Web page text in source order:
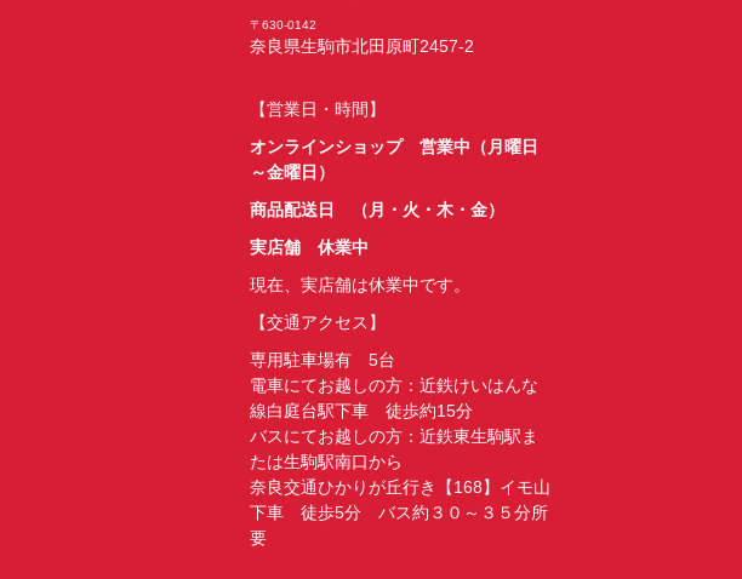
〒630-0142
奈良県生駒市北田原町2457-2
【営業日・時間】
オンラインショップ 営業中（月曜日
～金曜日）
商品配送日 （月・火・木・金）
実店舗 休業中
現在、実店舗は休業中です。
【交通アクセス】
専用駐車場有 5台
電車にてお越しの方：近鉄けいはんな
線白庭台駅下車 徒歩約15分
バスにてお越しの方：近鉄東生駒駅ま
たは生駒駅南口から
奈良交通ひかりが丘行き【168】イモ山
下車 徒歩5分 バス約３０～３５分所
要